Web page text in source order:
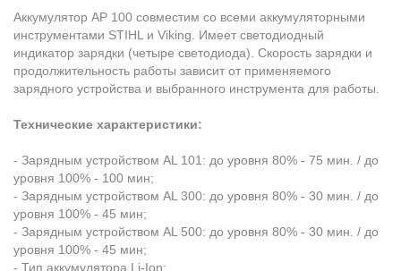
Аккумулятор AP 100 совместим со всеми аккумуляторными
инструментами STIHL и Viking. Имеет светодиодный
индикатор зарядки (четыре светодиода). Скорость зарядки и
продолжительность работы зависит от применяемого
зарядного устройства и выбранного инструмента для работы.
Технические характеристики:
- Зарядным устройством AL 101: до уровня 80% - 75 мин. / до
уровня 100% - 100 мин;
- Зарядным устройством AL 300: до уровня 80% - 30 мин. / до
уровня 100% - 45 мин;
- Зарядным устройством AL 500: до уровня 80% - 30 мин. / до
уровня 100% - 45 мин;
- Тип аккумулятора Li-Ion;